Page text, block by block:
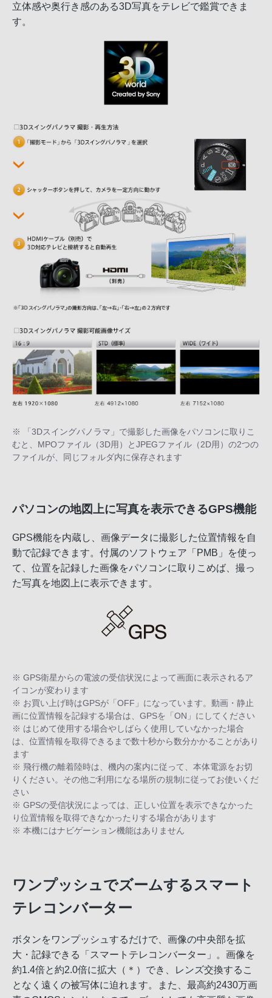
立体感や奥行き感のある3D写真をテレビで鑑賞できま
す。
※ 「3Dスイングパノラマ」で撮影した画像をパソコンに取りこ
むと、MPOファイル（3D用）とJPEGファイル（2D用）の2つの
ファイルが、同じフォルダ内に保存されます
パソコンの地図上に写真を表示できるGPS機能
GPS機能を内蔵し、画像データに撮影した位置情報を自
動で記録できます。付属のソフトウェア「PMB」を使っ
て、位置を記録した画像をパソコンに取りこめば、撮っ
た写真を地図上に表示できます。
※ GPS衛星からの電波の受信状況によって画面に表示されるア
イコンが変わります
※ お買い上げ時はGPSが「OFF」になっています。動画・静止
画に位置情報を記録する場合は、GPSを「ON」にしてください
※ はじめて使用する場合やしばらく使用していなかった場合
は、位置情報を取得できるまで数十秒から数分かかることがあり
ます
※ 飛行機の離着陸時は、機内の案内に従って、本体電源をお切
りください。その他ご利用になる場所の規制に従ってお使いくだ
さい
※ GPSの受信状況によっては、正しい位置を表示できなかった
り位置情報を取得できなかったりする場合があります
※ 本機にはナビゲーション機能はありません
ワンプッシュでズームするスマート
テレコンバーター
ボタンをワンプッシュするだけで、画像の中央部を拡
大・記録できる「スマートテレコンバーター」。画像を
約1.4倍と約2.0倍に拡大（＊）でき、レンズ交換するこ
となく遠くの被写体に迫れます。また、最高約2430万画